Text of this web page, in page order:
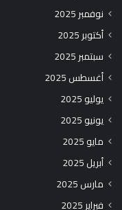
نوفمبر 2025
أكتوبر 2025
سبتمبر 2025
أغسطس 2025
يوليو 2025
يونيو 2025
مايو 2025
أبريل 2025
مارس 2025
فبراير 2025